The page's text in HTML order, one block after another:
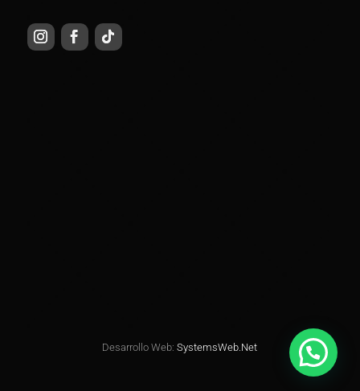
Desarrollo Web: SystemsWeb.Net